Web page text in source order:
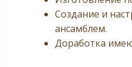
Создание и
ансамблем.
Доработка